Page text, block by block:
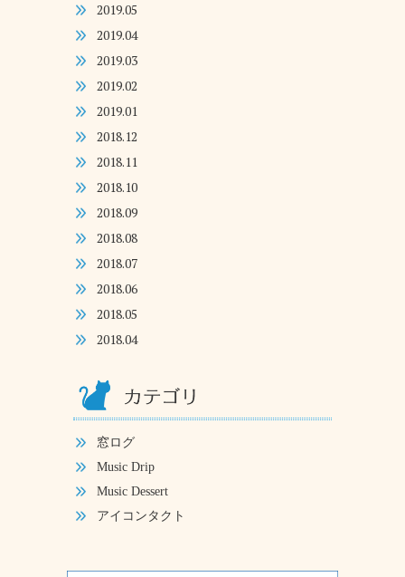
2019.05
2019.04
2019.03
2019.02
2019.01
2018.12
2018.11
2018.10
2018.09
2018.08
2018.07
2018.06
2018.05
2018.04
窓ログ
Music Drip
Music Dessert
アイコンタクト